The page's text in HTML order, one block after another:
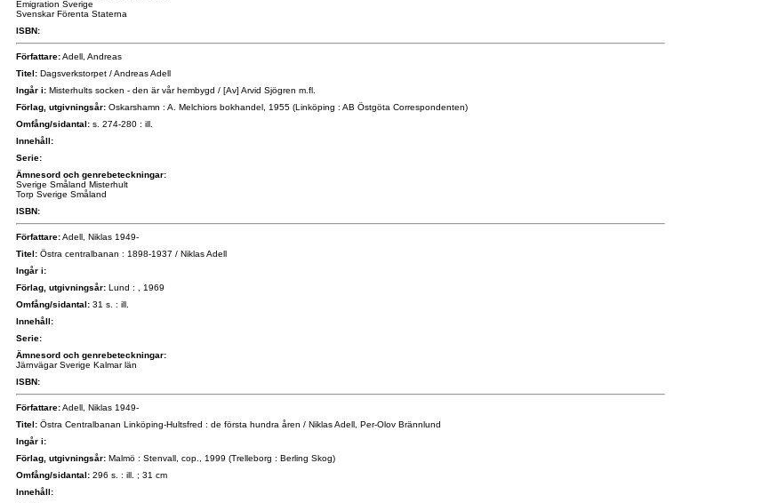
Emigration Sverige
Svenskar Förenta Staterna
ISBN:
Författare:Adell, Andreas
Titel: Dagsverkstorpet / Andreas Adell
Ingår i: Misterhults socken - den är vår hembygd / [Av] Arvid Sjögren m.fl.
Förlag, utgivningsår: Oskarshamn : A. Melchiors bokhandel, 1955 (Linköping : AB Östgöta Correspondenten)
Omfång/sidantal: s. 274-280 : ill.
Innehåll:
Serie:
Ämnesord och genrebeteckningar:
Sverige Småland Misterhult
Torp Sverige Småland
ISBN:
Författare:Adell, Niklas 1949-
Titel: Östra centralbanan : 1898-1937 / Niklas Adell
Ingår i:
Förlag, utgivningsår: Lund : , 1969
Omfång/sidantal: 31 s. : ill.
Innehåll:
Serie:
Ämnesord och genrebeteckningar:
Järnvägar Sverige Kalmar län
ISBN:
Författare:Adell, Niklas 1949-
Titel: Östra Centralbanan Linköping-Hultsfred : de första hundra åren / Niklas Adell, Per-Olov Brännlund
Ingår i:
Förlag, utgivningsår: Malmö : Stenvall, cop., 1999 (Trelleborg : Berling Skog)
Omfång/sidantal: 296 s. : ill. ; 31 cm
Innehåll: